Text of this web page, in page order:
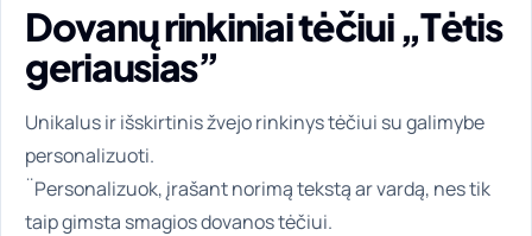
Dovanų rinkiniai tėčiui „Tėtis
geriausias”
Unikalus ir išskirtinis žvejo rinkinys tėčiui su galimybe
personalizuoti.
¨Personalizuok, įrašant norimą tekstą ar vardą, nes tik
taip gimsta smagios dovanos tėčiui.